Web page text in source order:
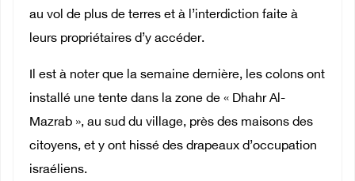
au vol de plus de terres et à l’interdiction faite à
leurs propriétaires d’y accéder.
Il est à noter que la semaine dernière, les colons ont
installé une tente dans la zone de « Dhahr Al-
Mazrab », au sud du village, près des maisons des
citoyens, et y ont hissé des drapeaux d’occupation
israéliens.